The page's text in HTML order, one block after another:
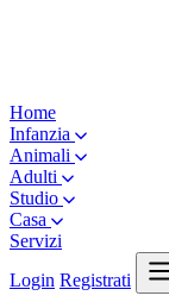
Home
Infanzia
Animali
Adulti
Studio
Casa
Servizi
Login Registrati